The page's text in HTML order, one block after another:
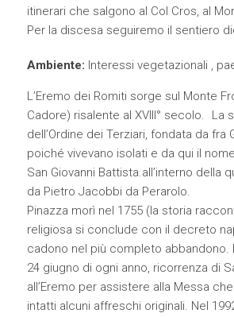
itinerari che salgono al Col Cros, al
Per la discesa seguiremo il sentiero
Ambiente: Interessi vegetazionali ,
L’Eremo dei Romiti sorge sul Monte
Cadore) risalente al XVIII° secolo.
dell’Ordine dei Terziari, fondata da fra
poiché vivevano isolati e da qui il
San Giovanni Battista.all’interno
da Pietro Jacobbi da Perarolo.
Pinazza morì nel 1755 (la storia
religiosa si conclude con il decreto
cadono nel più completo
24 giugno di ogni anno, ricorrenza di
all’Eremo per assistere alla Messa
intatti alcuni affreschi originali. Nel